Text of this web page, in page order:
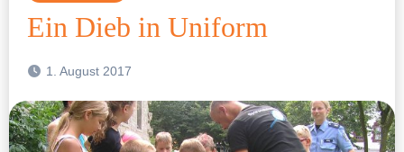
Ein Dieb in Uniform
1. August 2017